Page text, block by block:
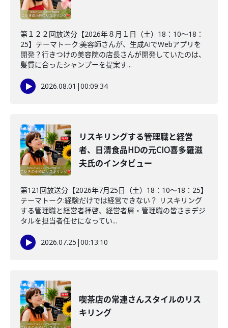
第１２２回放送分【2026年８月１日（土）18：10～18：
25】テーマトーク:美容師さんが、生成AIでWebアプリを
開発？行きつけの美容院の店長さんが開発していたのは、
髪質に合ったシャンプーを提案す...
2026.08.01 |00:09:34
リスキリングする管理職と経営
者、日清食品HDの元CIO喜多羅滋
夫氏のインタビュー
第121回放送分【2026年7月25日（土）18：10～18：25】
テーマトーク:経験だけでは経営できない？ リスキリング
する管理職と経営者拝啓、経営者層・管理職の皆さまデジ
タルを担当者任せになってい...
2026.07.25 |00:13:10
喫茶店の常連さんスタイルのリス
キリング